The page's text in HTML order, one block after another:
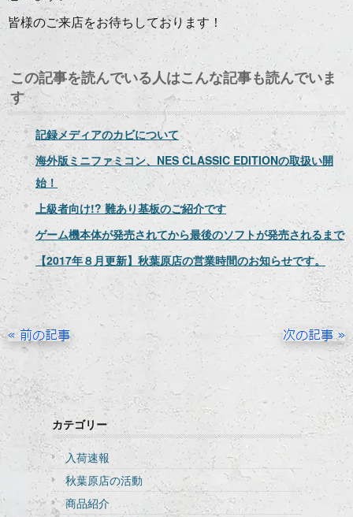
皆様のご来店をお待ちしております！
この記事を読んでいる人はこんな記事も読んでいま
す
記録メディアのカビについて
海外版ミニファミコン、NES CLASSIC EDITIONの取扱い開
始！
上級者向け!? 難あり基板のご紹介です
ゲーム機本体が発売されてから最後のソフトが発売されるまで
【2017年８月更新】秋葉原店の営業時間のお知らせです。
カテゴリー
入荷速報
秋葉原店の活動
商品紹介